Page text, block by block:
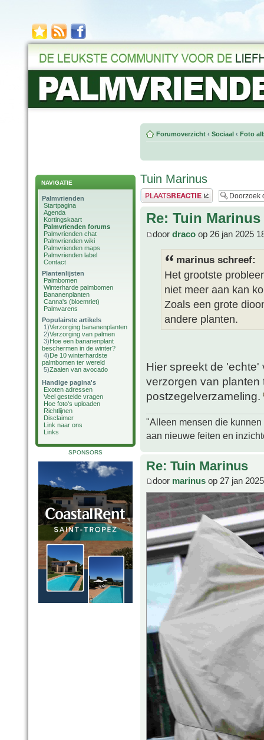
NAVIGATIE
Palmvrienden
Startpagina
Agenda
Kortingskaart
Palmvrienden forums
Palmvrienden chat
Palmvrienden wiki
Palmvrienden maps
Palmvrienden label
Contact
Plantenlijsten
Palmbomen
Winterharde palmbomen
Bananenplanten
Canna's (bloemriet)
Palmvarens
Populairste artikels
1)Verzorging bananenplanten
2)Verzorging van palmen
3)Hoe een bananenplant
beschermen in de winter?
4)De 10 winterhardste
palmbomen ter wereld
5)Zaaien van avocado
Handige pagina's
Exoten adressen
Veel gestelde vragen
Hoe foto's uploaden
Richtlijnen
Disclaimer
Link naar ons
Links
SPONSORS
Forumoverzicht ‹ Sociaal ‹ Foto
Tuin Marinus
Plaats een reactie
Re: Tuin Marinus
door draco op 26 jan 2025
marinus schreef:
Het grootste
niet meer aan kan
Zoals een grote
andere planten.
Hier spreekt de 'echte'
verzorgen van
postzegelverzameling.
"Alleen mensen die
aan nieuwe feiten en
Re: Tuin Marinus
door marinus op 27 jan